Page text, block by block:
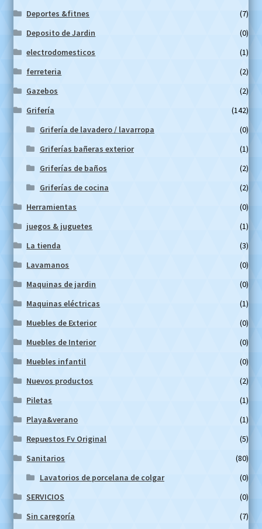
Deportes &fitnes
(7)
Deposito de Jardin
(0)
electrodomesticos
(1)
ferreteria
(2)
Gazebos
(2)
Grifería
(142)
Grifería de lavadero / lavarropa
(0)
Griferías bañeras exterior
(1)
Griferías de baños
(2)
Griferías de cocina
(2)
Herramientas
(0)
juegos & juguetes
(1)
La tienda
(3)
Lavamanos
(0)
Maquinas de jardin
(0)
Maquinas eléctricas
(1)
Muebles de Exterior
(0)
Muebles de Interior
(0)
Muebles infantil
(0)
Nuevos productos
(2)
Piletas
(1)
Playa&verano
(1)
Repuestos Fv Original
(5)
Sanitarios
(80)
Lavatorios de porcelana de colgar
(0)
SERVICIOS
(0)
Sin caregoría
(7)